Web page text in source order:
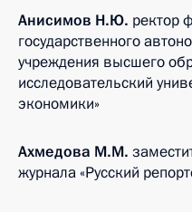
Анисимов Н.Ю. ректор
государственного
учреждения высшего
исследовательский
экономики»
Ахмедова М.М.
журнала «Русский